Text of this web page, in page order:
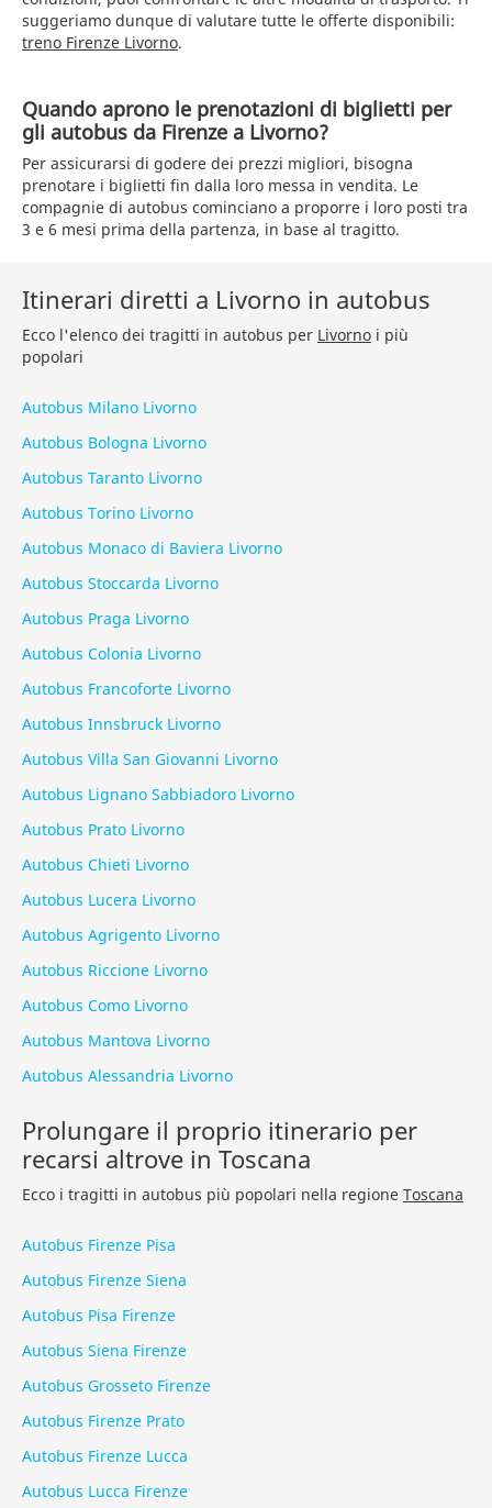
suggeriamo dunque di valutare tutte le offerte disponibili:
treno Firenze Livorno.
Quando aprono le prenotazioni di biglietti per
gli autobus da Firenze a Livorno?
Per assicurarsi di godere dei prezzi migliori, bisogna
prenotare i biglietti fin dalla loro messa in vendita. Le
compagnie di autobus cominciano a proporre i loro posti tra
3 e 6 mesi prima della partenza, in base al tragitto.
Itinerari diretti a Livorno in autobus
Ecco l'elenco dei tragitti in autobus per Livorno i più
popolari
Autobus Milano Livorno
Autobus Bologna Livorno
Autobus Taranto Livorno
Autobus Torino Livorno
Autobus Monaco di Baviera Livorno
Autobus Stoccarda Livorno
Autobus Praga Livorno
Autobus Colonia Livorno
Autobus Francoforte Livorno
Autobus Innsbruck Livorno
Autobus Villa San Giovanni Livorno
Autobus Lignano Sabbiadoro Livorno
Autobus Prato Livorno
Autobus Chieti Livorno
Autobus Lucera Livorno
Autobus Agrigento Livorno
Autobus Riccione Livorno
Autobus Como Livorno
Autobus Mantova Livorno
Autobus Alessandria Livorno
Prolungare il proprio itinerario per
recarsi altrove in Toscana
Ecco i tragitti in autobus più popolari nella regione Toscana
Autobus Firenze Pisa
Autobus Firenze Siena
Autobus Pisa Firenze
Autobus Siena Firenze
Autobus Grosseto Firenze
Autobus Firenze Prato
Autobus Firenze Lucca
Autobus Lucca Firenze